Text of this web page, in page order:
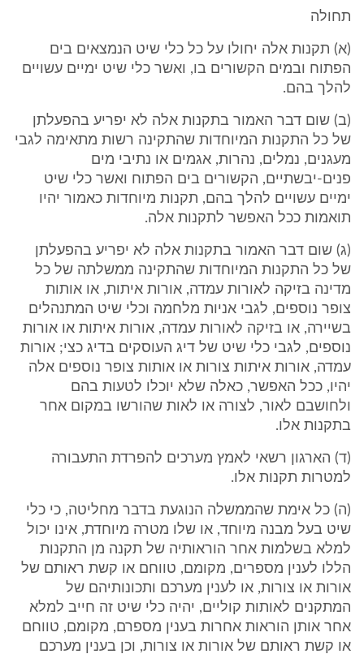
תחולה
(א) תקנות אלה יחולו על כל כלי שיט הנמצאים בים
הפתוח ובמים הקשורים בו, ואשר כלי שיט ימיים עשויים
להלך בהם.
(ב) שום דבר האמור בתקנות אלה לא יפריע בהפעלתן
של כל התקנות המיוחדות שהתקינה רשות מתאימה לגבי
מעגנים, נמלים, נהרות, אגמים או נתיבי מים
פנים-יבשתיים, הקשורים בים הפתוח ואשר כלי שיט
ימיים עשויים להלך בהם, תקנות מיוחדות כאמור יהיו
תואמות ככל האפשר לתקנות אלה.
(ג) שום דבר האמור בתקנות אלה לא יפריע בהפעלתן
של כל התקנות המיוחדות שהתקינה ממשלתה של כל
מדינה בזיקה לאורות עמדה, אורות איתות, או אותות
צופר נוספים, לגבי אניות מלחמה וכלי שיט המתנהלים
בשיירה, או בזיקה לאורות עמדה, אורות איתות או אורות
נוספים, לגבי כלי שיט של דיג העוסקים בדיג כצי; אורות
עמדה, אורות איתות צורות או אותות צופר נוספים אלה
יהיו, ככל האפשר, כאלה שלא יוכלו לטעות בהם
ולחושבם לאור, לצורה או לאות שהורשו במקום אחר
בתקנות אלו.
(ד) הארגון רשאי לאמץ מערכים להפרדת התעבורה
למטרות תקנות אלו.
(ה) כל אימת שהממשלה הנוגעת בדבר מחליטה, כי כלי
שיט בעל מבנה מיוחד, או שלו מטרה מיוחדת, אינו יכול
למלא בשלמות אחר הוראותיה של תקנה מן התקנות
הללו לענין מספרים, מקומם, טווחם או קשת ראותם של
אורות או צורות, או לענין מערכם ותכונותיהם של
המתקנים לאותות קוליים, יהיה כלי שיט זה חייב למלא
אחר אותן הוראות אחרות בענין מספרם, מקומם, טווחם
או קשת ראותם של אורות או צורות, וכן בענין מערכם